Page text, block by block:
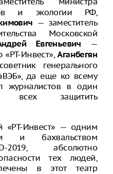
и экологии РФ,
— заместитель
Московской
Евгеньевич —
«РТ-Инвест»,Аганбегян
генерального
да еще ко всему
журналистов в один
всех защитить
«РТ-Инвест» — одним
и бахвальством
2019, абсолютно
тех людей,
в этот театр